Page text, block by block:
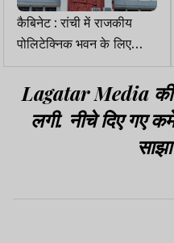
कैबिनेट : रांची में राजकीय
पोलिटेक्निक भवन के लिए
97.65 करोड़ व बोकारो में
आवासीय विद्यालय के लिए 116
करोड़ मंजूर
Lagatar Media
लगी. नीचे दिए गए